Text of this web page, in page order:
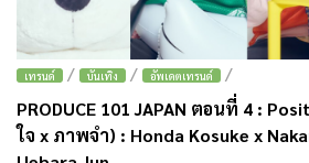
เทรนด์ / บันเทิง / อัพเดตเทรนด์ /
PRODUCE 101 JAPAN ตอนที่ 4 :
ใจ x ภาพจำ) : Honda Kosuke x